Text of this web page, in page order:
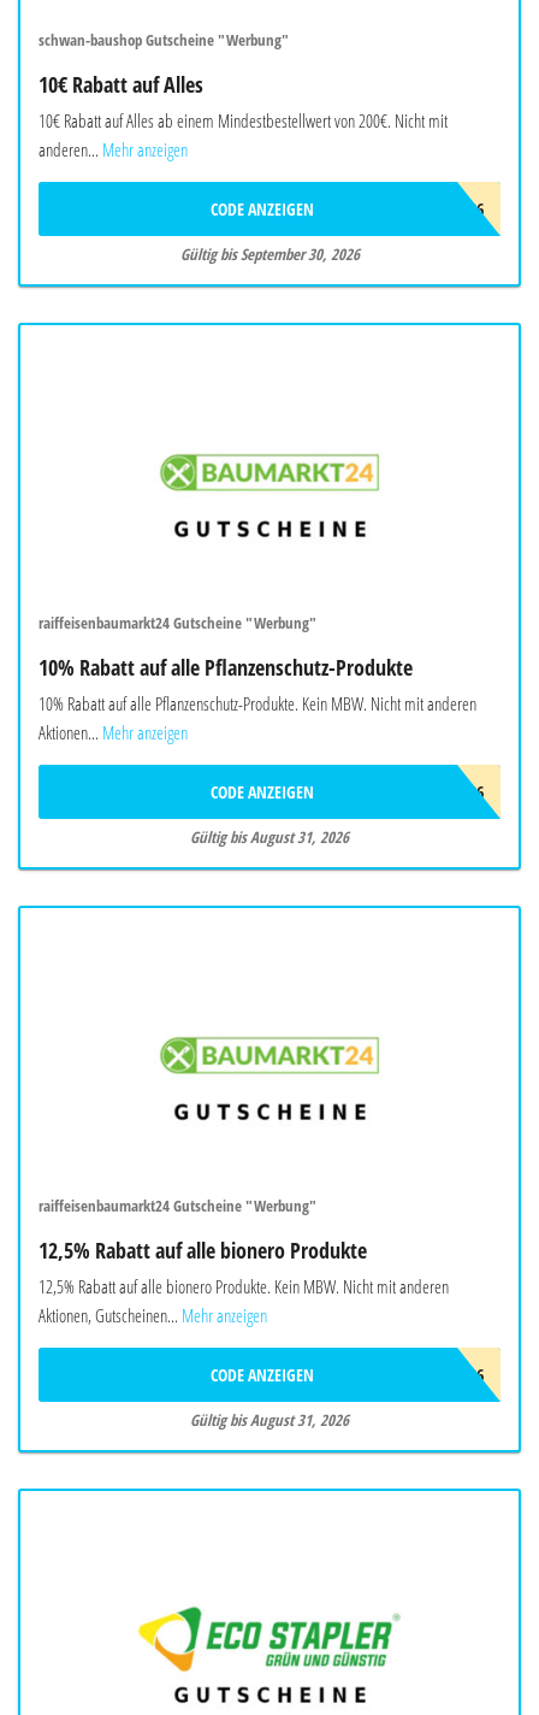
schwan-baushop Gutscheine "Werbung"
10€ Rabatt auf Alles
10€ Rabatt auf Alles ab einem Mindestbestellwert von 200€. Nicht mit
anderen... Mehr anzeigen
SBSOMMER26
CODE ANZEIGEN
Gültig bis September 30, 2026
raiffeisenbaumarkt24 Gutscheine "Werbung"
10% Rabatt auf alle Pflanzenschutz-Produkte
10% Rabatt auf alle Pflanzenschutz-Produkte. Kein MBW. Nicht mit anderen
Aktionen... Mehr anzeigen
20SOMMER26
CODE ANZEIGEN
Gültig bis August 31, 2026
raiffeisenbaumarkt24 Gutscheine "Werbung"
12,5% Rabatt auf alle bionero Produkte
12,5% Rabatt auf alle bionero Produkte. Kein MBW. Nicht mit anderen
Aktionen, Gutscheinen... Mehr anzeigen
BIONERO26
CODE ANZEIGEN
Gültig bis August 31, 2026